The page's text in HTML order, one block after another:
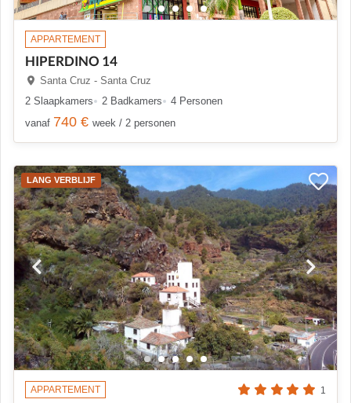
APPARTEMENT
HIPERDINO 14
Santa Cruz - Santa Cruz
2 Slaapkamers
2 Badkamers
4 Personen
vanaf 740 € week / 2 personen
LANG VERBLIJF
APPARTEMENT 1